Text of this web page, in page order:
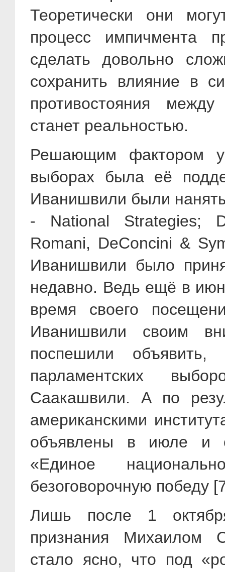
Теоретически они
процесс импичмента
сделать довольно
сохранить влияние в
противостояния
станет реальностью.
Решающим фактором
выборах была её
Иванишвили были
- National Strategies;
Romani, DeConcini &
Иванишвили было
недавно. Ведь ещё в
время своего
Иванишвили своим
поспешили объявить,
парламентских
Саакашвили. А по
американскими
объявлены в июле и
«Единое
безоговорочную победу
Лишь после 1
признания Михаилом
стало ясно, что под